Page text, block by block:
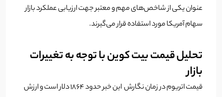
عنوان یکی از شاخص‌های مهم و معتبر جهت ارزیابی عملکرد بازار
سهام آمریکا مورد استفاده قرار می‌گیرند.
تحلیل قیمت بیت کوین با توجه به تغییرات
بازار
قیمت اتریوم در زمان نگارش این خبر حدود ۱۸۶۴ دلار است و ارزش